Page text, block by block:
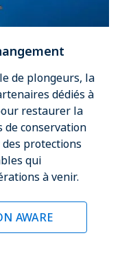
de plongeurs, la
dédiés à
restaurer la
de conservation
protections
qui
à venir.
AWARE